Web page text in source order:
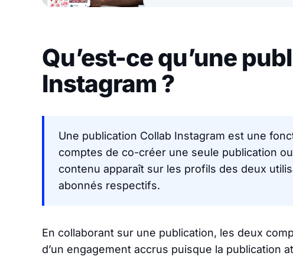
Qu’est-ce qu’une
Instagram ?
Une publication Collab Instagram est une
comptes de co-créer une seule publication
contenu apparaît sur les profils des deux
abonnés respectifs.
En collaborant sur une publication, les deux
d’un engagement accrus puisque la publication